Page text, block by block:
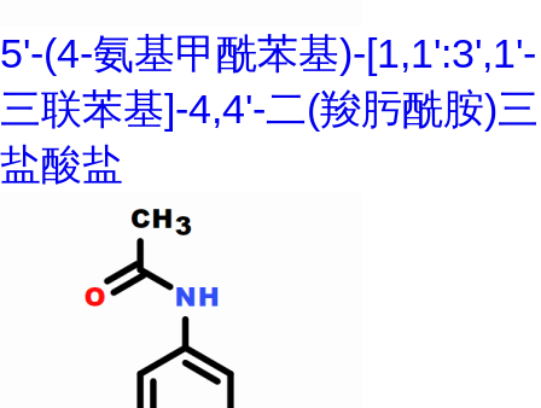
5'-(4-氨基甲酰苯基)-[1,1':3',1'-
三联苯基]-4,4'-二(羧肟酰胺)三
盐酸盐